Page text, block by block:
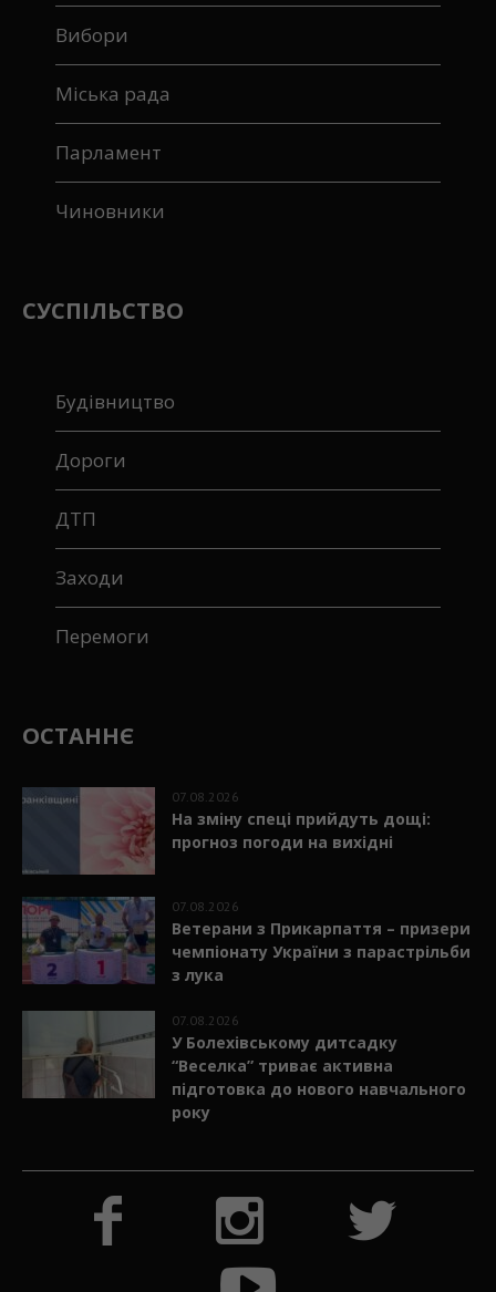
Вибори
Міська рада
Парламент
Чиновники
СУСПІЛЬСТВО
Будівництво
Дороги
ДТП
Заходи
Перемоги
ОСТАННЄ
07.08.2026
На зміну спеці прийдуть дощі:
прогноз погоди на вихідні
07.08.2026
Ветерани з Прикарпаття – призери
чемпіонату України з парастрільби
з лука
07.08.2026
У Болехівському дитсадку
“Веселка” триває активна
підготовка до нового навчального
року